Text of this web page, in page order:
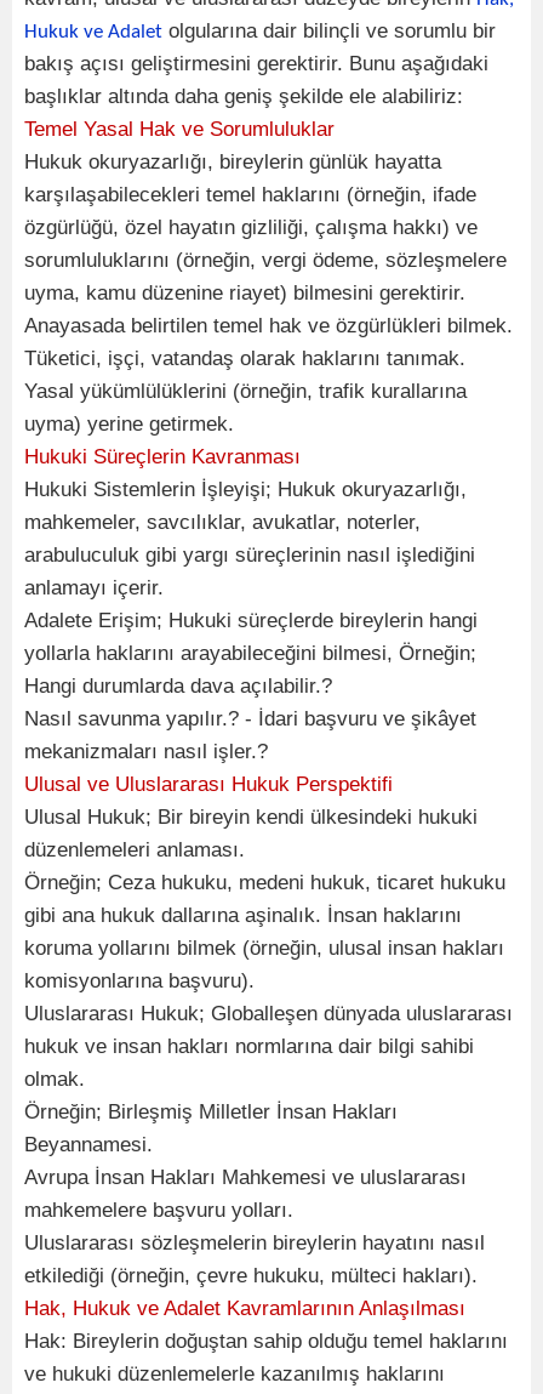
Hukuk ve Adalet olgularına dair bilinçli ve sorumlu bir
bakış açısı geliştirmesini gerektirir. Bunu aşağıdaki
başlıklar altında daha geniş şekilde ele alabiliriz:
Temel Yasal Hak ve Sorumluluklar
Hukuk okuryazarlığı, bireylerin günlük hayatta
karşılaşabilecekleri temel haklarını (örneğin, ifade
özgürlüğü, özel hayatın gizliliği, çalışma hakkı) ve
sorumluluklarını (örneğin, vergi ödeme, sözleşmelere
uyma, kamu düzenine riayet) bilmesini gerektirir.
Anayasada belirtilen temel hak ve özgürlükleri bilmek.
Tüketici, işçi, vatandaş olarak haklarını tanımak.
Yasal yükümlülüklerini (örneğin, trafik kurallarına
uyma) yerine getirmek.
Hukuki Süreçlerin Kavranması
Hukuki Sistemlerin İşleyişi; Hukuk okuryazarlığı,
mahkemeler, savcılıklar, avukatlar, noterler,
arabuluculuk gibi yargı süreçlerinin nasıl işlediğini
anlamayı içerir.
Adalete Erişim; Hukuki süreçlerde bireylerin hangi
yollarla haklarını arayabileceğini bilmesi, Örneğin;
Hangi durumlarda dava açılabilir.?
Nasıl savunma yapılır.? - İdari başvuru ve şikâyet
mekanizmaları nasıl işler.?
Ulusal ve Uluslararası Hukuk Perspektifi
Ulusal Hukuk; Bir bireyin kendi ülkesindeki hukuki
düzenlemeleri anlaması.
Örneğin; Ceza hukuku, medeni hukuk, ticaret hukuku
gibi ana hukuk dallarına aşinalık. İnsan haklarını
koruma yollarını bilmek (örneğin, ulusal insan hakları
komisyonlarına başvuru).
Uluslararası Hukuk; Globalleşen dünyada uluslararası
hukuk ve insan hakları normlarına dair bilgi sahibi
olmak.
Örneğin; Birleşmiş Milletler İnsan Hakları
Beyannamesi.
Avrupa İnsan Hakları Mahkemesi ve uluslararası
mahkemelere başvuru yolları.
Uluslararası sözleşmelerin bireylerin hayatını nasıl
etkilediği (örneğin, çevre hukuku, mülteci hakları).
Hak, Hukuk ve Adalet Kavramlarının Anlaşılması
Hak: Bireylerin doğuştan sahip olduğu temel haklarını
ve hukuki düzenlemelerle kazanılmış haklarını